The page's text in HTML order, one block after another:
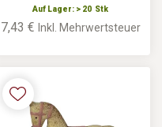
Auf Lager: > 20 Stk
7,43 € Inkl. Mehrwertsteuer